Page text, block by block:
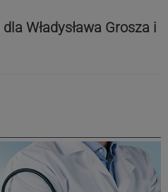
Władysława Grosza i